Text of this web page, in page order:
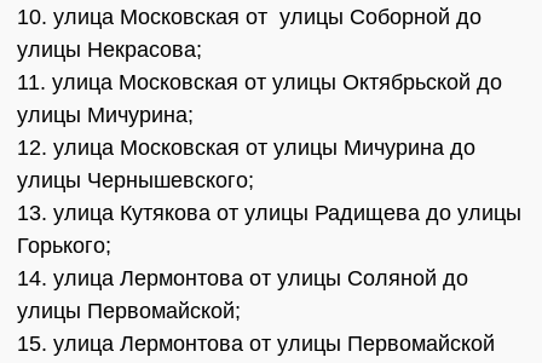
10. улица Московская от улицы Соборной до
улицы Некрасова;
11. улица Московская от улицы Октябрьской до
улицы Мичурина;
12. улица Московская от улицы Мичурина до
улицы Чернышевского;
13. улица Кутякова от улицы Радищева до улицы
Горького;
14. улица Лермонтова от улицы Соляной до
улицы Первомайской;
15. улица Лермонтова от улицы Первомайской